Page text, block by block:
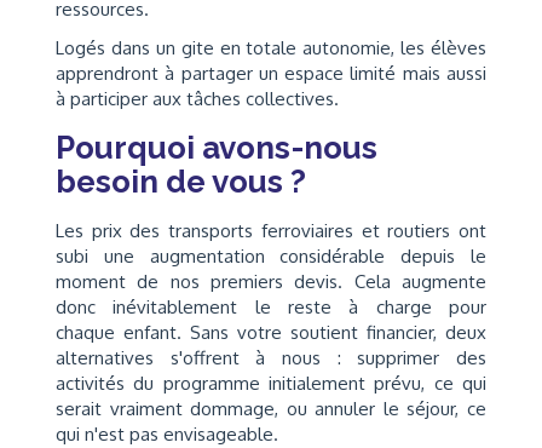
ressources.
Logés dans un gite en totale autonomie, les élèves
apprendront à partager un espace limité mais aussi
à participer aux tâches collectives.
Pourquoi avons-nous
besoin de vous ?
Les prix des transports ferroviaires et routiers ont
subi une augmentation considérable depuis le
moment de nos premiers devis. Cela augmente
donc inévitablement le reste à charge pour
chaque enfant. Sans votre soutient financier, deux
alternatives s'offrent à nous : supprimer des
activités du programme initialement prévu, ce qui
serait vraiment dommage, ou annuler le séjour, ce
qui n'est pas envisageable.